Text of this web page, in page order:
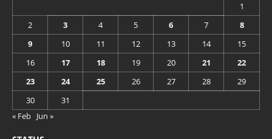
1
2
3 4 5 6 7
8
9
10 11 12 13 14
15
16
17 18 19 20 21
22
23
24 25 26 27 28
29
30
31
« Feb Jun »